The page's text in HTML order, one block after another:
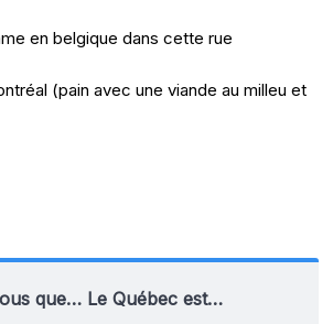
en belgique dans cette rue
(pain avec une viande au milleu et
que… Le Québec est…